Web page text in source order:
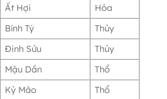
Ất Hợi
Hỏa
Bính Tý
Thủy
Đinh Sửu
Thủy
Mậu Dần
Thổ
Kỷ Mão Thổ